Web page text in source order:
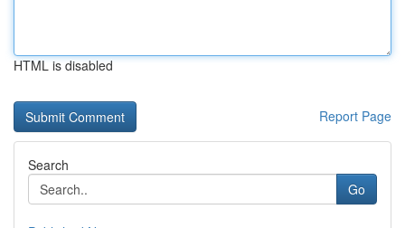
HTML is disabled
Report Page
Search
Go